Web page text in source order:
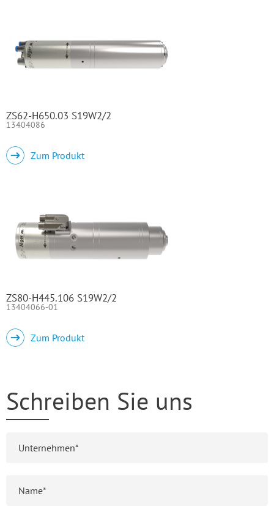
ZS62-H650.03 S19W2/2
13404086
Zum Produkt
ZS80-H445.106 S19W2/2
13404066-01
Zum Produkt
Schreiben Sie uns